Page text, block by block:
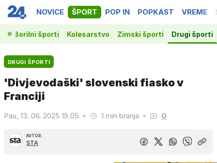
NOVICE ŠPORT POP IN POPKAST VREME
Borilni športi Kolesarstvo Zimski športi Drugi športi
DRUGI ŠPORTI
'Divjevodaški' slovenski fiasko v
Franciji
Pau, 13. 06. 2025 19.05 1 min branja 0
AVTOR:
STA